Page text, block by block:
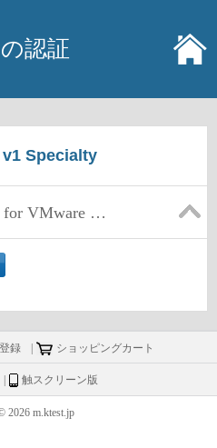
認証
Specialty
v1 Specialty
録 ショッピングカート
触スクリーン版
2026 m.ktest.jp